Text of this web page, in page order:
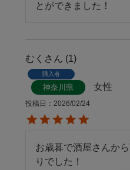
とができました！
むく 1
購入者
神奈川県 女性
投稿日 2026/02/24
お歳暮で酒屋さんか
りでした！